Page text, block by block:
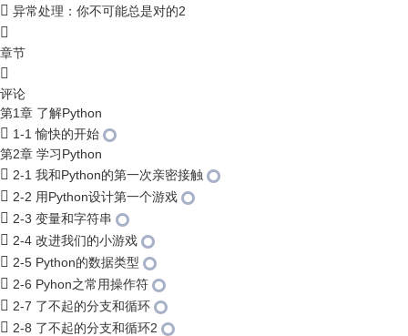
异常处理：你不可能总是对的2
章节
评论
第1章 了解Python
1-1 愉快的开始
第2章 学习Python
2-1 我和Python的第一次亲密接触
2-2 用Python设计第一个游戏
2-3 变量和字符串
2-4 改进我们的小游戏
2-5 Python的数据类型
2-6 Pyhon之常用操作符
2-7 了不起的分支和循环
2-8 了不起的分支和循环2